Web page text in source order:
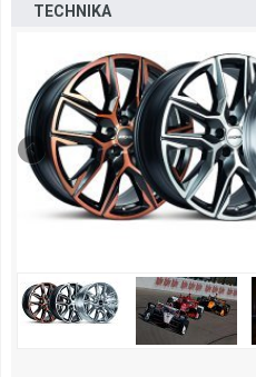
TECHNIKA